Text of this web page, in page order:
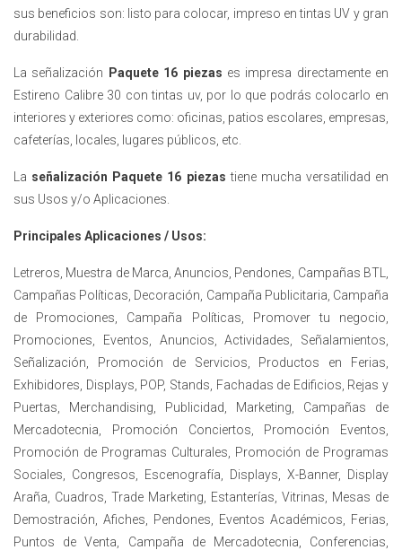
sus beneficios son: listo para colocar, impreso en tintas UV y gran
durabilidad.
La señalización Paquete 16 piezas es impresa directamente en
Estireno Calibre 30 con tintas uv, por lo que podrás colocarlo en
interiores y exteriores como: oficinas, patios escolares, empresas,
cafeterías, locales, lugares públicos, etc.
La señalización Paquete 16 piezas tiene mucha versatilidad en
sus Usos y/o Aplicaciones.
Principales Aplicaciones / Usos:
Letreros, Muestra de Marca, Anuncios, Pendones, Campañas BTL,
Campañas Políticas, Decoración, Campaña Publicitaria, Campaña
de Promociones, Campaña Políticas, Promover tu negocio,
Promociones, Eventos, Anuncios, Actividades, Señalamientos,
Señalización, Promoción de Servicios, Productos en Ferias,
Exhibidores, Displays, POP, Stands, Fachadas de Edificios, Rejas y
Puertas, Merchandising, Publicidad, Marketing, Campañas de
Mercadotecnia, Promoción Conciertos, Promoción Eventos,
Promoción de Programas Culturales, Promoción de Programas
Sociales, Congresos, Escenografía, Displays, X-Banner, Display
Araña, Cuadros, Trade Marketing, Estanterías, Vitrinas, Mesas de
Demostración, Afiches, Pendones, Eventos Académicos, Ferias,
Puntos de Venta, Campaña de Mercadotecnia, Conferencias,